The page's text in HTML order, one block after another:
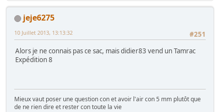
jeje6275
#251
10 Juillet 2013, 13:13:32
Alors je ne connais pas ce sac, mais didier83 vend un Tamrac
Expédition 8
Mieux vaut poser une question con et avoir l'air con 5 mm plutôt que
de ne rien dire et rester con toute la vie